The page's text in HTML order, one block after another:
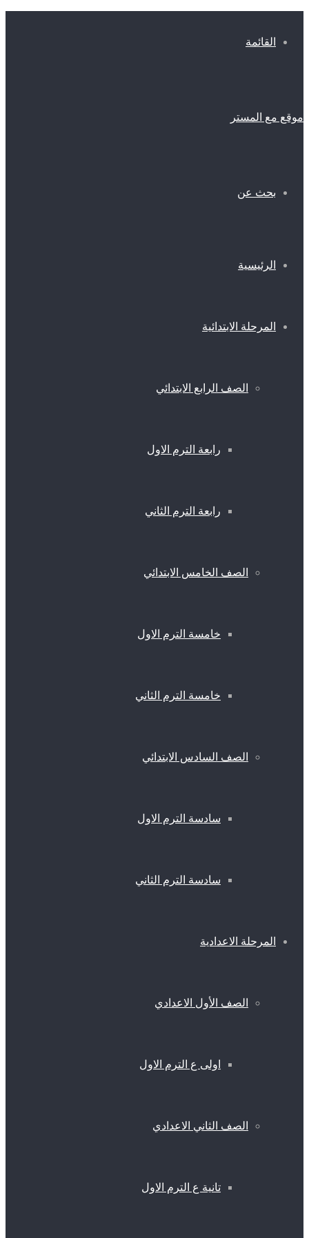
القائمة
موقع مع المستر
بحث عن
الرئيسية
المرحلة الابتدائية
الصف الرابع الابتدائي
رابعة الترم الاول
رابعة الترم الثاني
الصف الخامس الابتدائي
خامسة الترم الاول
خامسة الترم الثاني
الصف السادس الابتدائي
سادسة الترم الاول
سادسة الترم الثاني
المرحلة الاعدادية
الصف الأول الاعدادي
اولى ع الترم الاول
الصف الثاني الاعدادي
تانية ع الترم الاول